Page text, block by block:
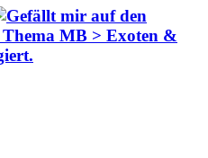
auf den
MB > Exoten &